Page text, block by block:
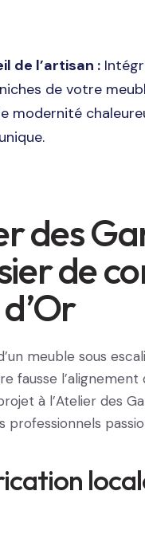
de l’artisan :
de votre
modernité
des
de
meuble sous
fausse
à l’Atelier des
professionnels